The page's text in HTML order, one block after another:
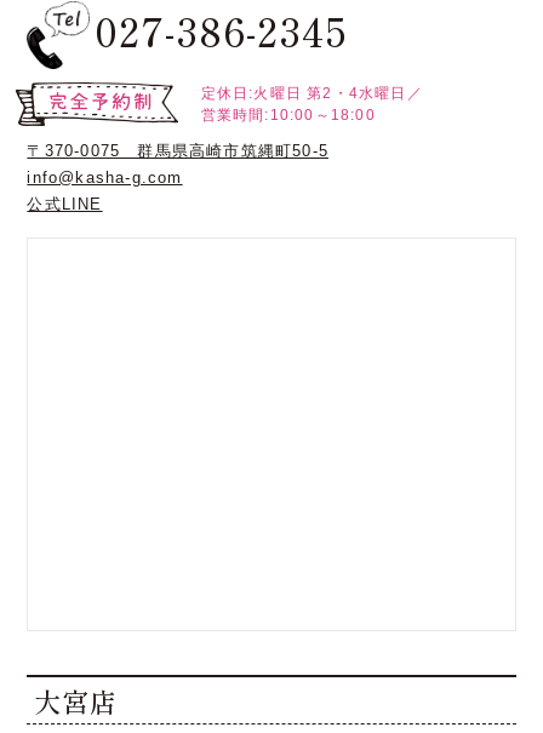
027-386-2345
定休日:火曜日 第2・4水曜日／
営業時間:10:00～18:00
〒370-0075 群馬県高崎市筑縄町50-5
info@kasha-g.com
公式LINE
大宮店